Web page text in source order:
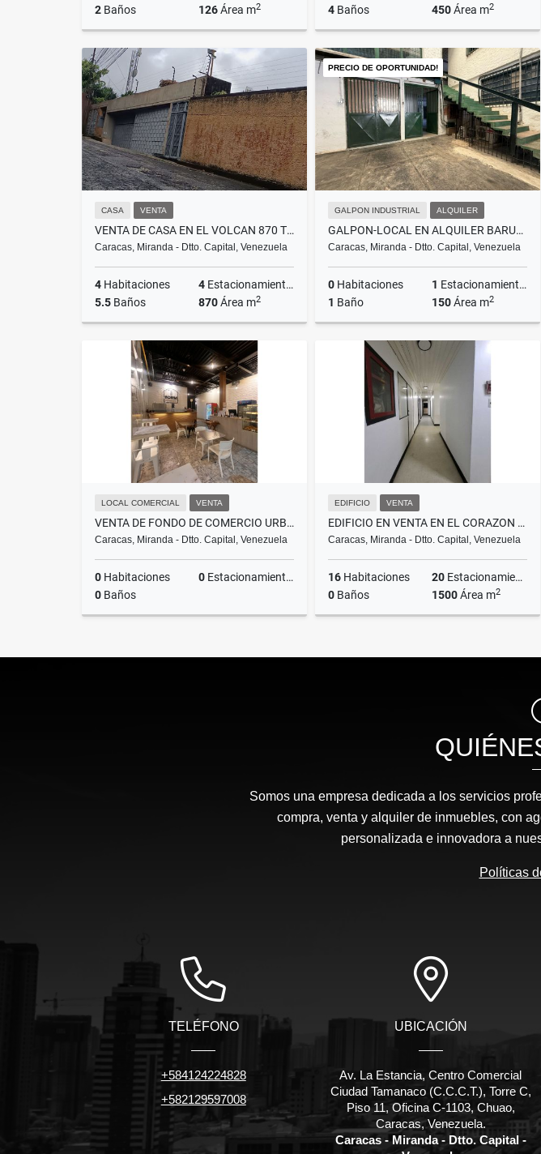
2 Baños 126Área m2
US$2,100
4 Baños 450Área m2
Venta
US$330,000
CASA VENTA
VENTA DE CASA EN EL VOLCAN 870 TERRENO 2.339 CONSTRUCCION
Caracas, Miranda - Dtto. Capital, Venezuela
4 Habitaciones 4 Estacionamientos
5.5 Baños 870Área m2
US$750,000
PRECIO DE OPORTUNIDAD!
GALPON INDUSTRIAL ALQUILER
GALPON-LOCAL EN ALQUILER BARUTA 3
Caracas, Miranda - Dtto. Capital, Venezuela
0 Habitaciones 1 Estacionamientos
1 Baño 150Área m2
LOCAL COMERCIAL VENTA
VENTA DE FONDO DE COMERCIO URB LA BOYERA
Caracas, Miranda - Dtto. Capital, Venezuela
0 Habitaciones 0 Estacionamientos
0 Baños
US$90,000
EDIFICIO VENTA
EDIFICIO EN VENTA EN EL CORAZON DEL CENTRO DE CARACAS
Caracas, Miranda - Dtto. Capital, Venezuela
16 Habitaciones 20 Estacionamientos
0 Baños 1500Área m2
US$590,000
Somos una empresa dedicada a los servicios
compra, venta y alquiler de inmuebles, con
personalizada e innovadora a
Políticas
TELÉFONO
+584124224828
+582129597008
UBICACIÓN
Av. La Estancia, Centro Comercial
Ciudad Tamanaco (C.C.C.T.), Torre C,
Piso 11, Oficina C-1103, Chuao,
Caracas, Venezuela.
Caracas - Miranda - Dtto. Capital -